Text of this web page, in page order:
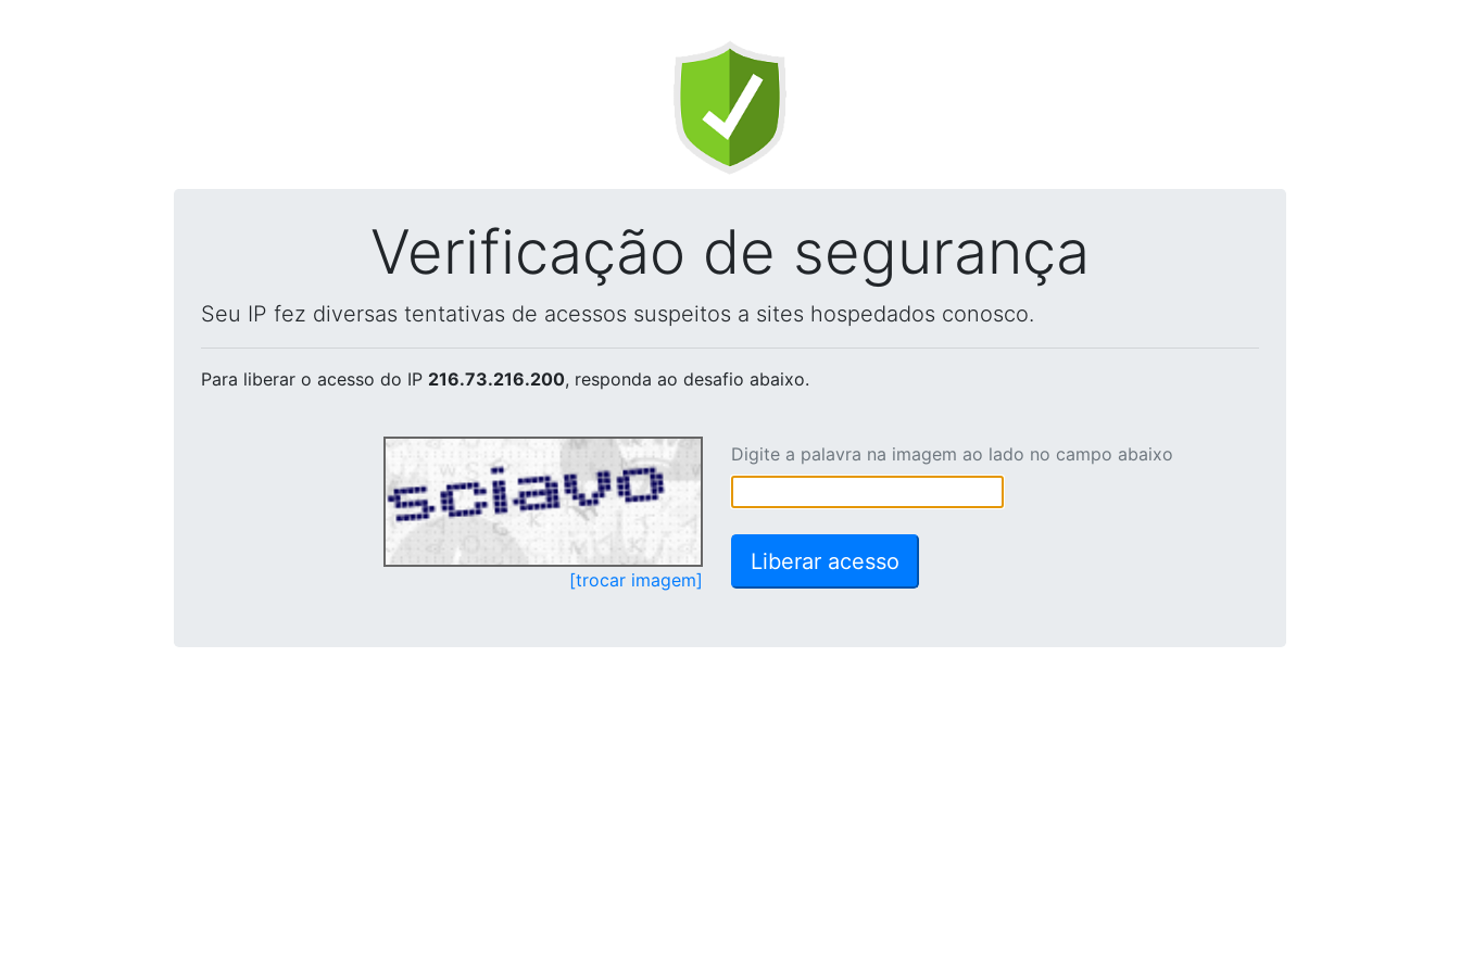
Verificação de segurança
Seu IP fez diversas tentativas de acessos suspeitos a sites hospedados conosco.
Para liberar o acesso do IP 216.73.216.200, responda ao desafio abaixo.
[trocar imagem]
Digite a palavra na imagem ao lado no campo abaixo